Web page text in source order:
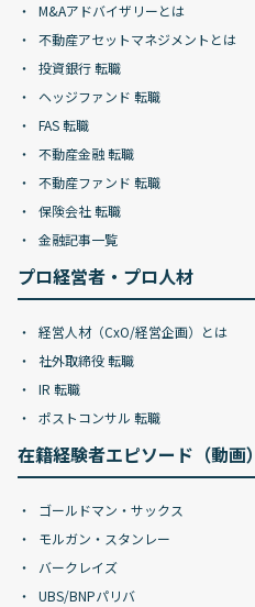
M&Aアドバイザリーとは
不動産アセットマネジメントとは
投資銀行 転職
ヘッジファンド 転職
FAS 転職
不動産金融 転職
不動産ファンド 転職
保険会社 転職
金融記事一覧
プロ経営者・プロ人材
経営人材（CxO/経営企画）とは
社外取締役 転職
IR 転職
ポストコンサル 転職
在籍経験者エピソード（動画）
ゴールドマン・サックス
モルガン・スタンレー
バークレイズ
UBS/BNPパリバ